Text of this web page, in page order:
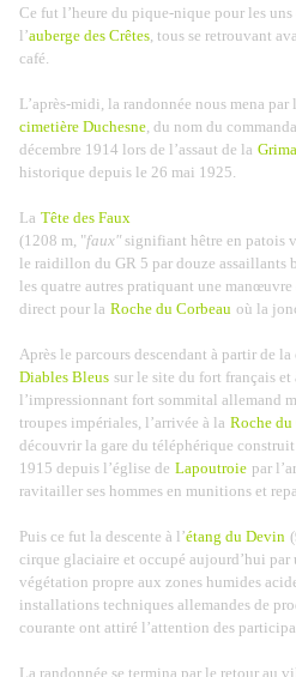
Ce fut l’heure du pique-nique pour les uns
l’auberge des Crêtes, tous se retrouvant
café.
L’après-midi, la randonnée nous mena par
cimetière Duchesne, du nom du
décembre 1914 lors de l’assaut de la
historique depuis le 26 mai 1925.
La Tête des Faux
(1208 m, "faux" signifiant hêtre en patois
le raidillon du GR 5 par douze assaillants
les quatre autres pratiquant une
direct pour la Roche du Corbeau où la
Après le parcours descendant à partir de
Diables Bleus sur le site du fort français et
l’impressionnant fort sommital allemand
troupes impériales, l’arrivée à la Roche du
découvrir la gare du téléphérique
1915 depuis l’église de Lapoutroie par
ravitailler ses hommes en munitions et
Puis ce fut la descente à l’étang du Devin
cirque glaciaire et occupé aujourd’hui par
végétation propre aux zones humides
installations techniques allemandes de
courante ont attiré l’attention des
La randonnée se termina par le retour au